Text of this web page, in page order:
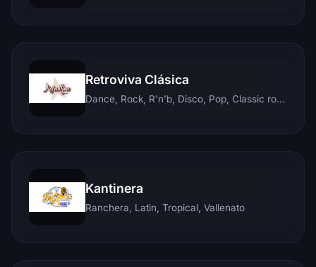
Retroviva Clásica
Dance, Rock, R'n'b, Disco, Pop, Classic rock, Techno, Reggae
Kantinera
Ranchera, Latin, Tropical, Vallenato